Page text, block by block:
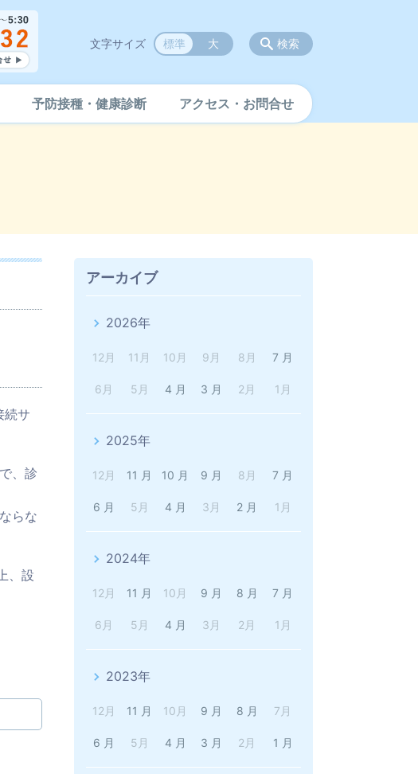
予防接種・健康診断 アクセス・お問合せ
検索
文字サイズ 標準 大
続サ
、診
らな
、設
アーカイブ
2026年
12月 11月 10月 9月 8月 7 月
6月 5月 4 月 3 月 2月 1月
2025年
12月 11 月 10 月 9 月 8月 7 月
6 月 5月 4 月 3月 2 月 1月
2024年
12月 11 月 10月 9 月 8 月 7 月
6月 5月 4 月 3月 2月 1月
2023年
12月 11 月 10月 9 月 8 月 7月
6 月 5月 4 月 3 月 2月 1 月